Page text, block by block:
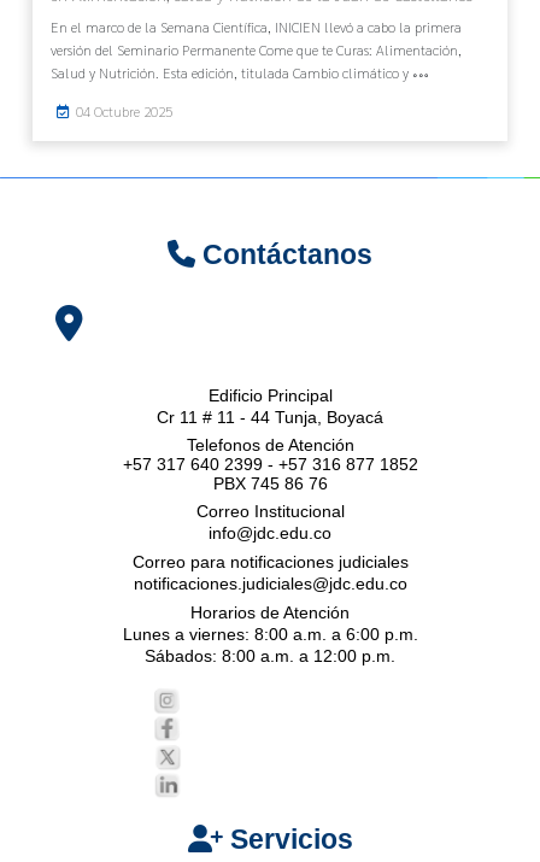
En el marco de la Semana Científica, INICIEN llevó a cabo la primera
versión del Seminario Permanente Come que te Curas: Alimentación,
Salud y Nutrición. Esta edición, titulada Cambio climático y
04 Octubre 2025
Contáctanos
Edificio Principal
Cr 11 # 11 - 44 Tunja, Boyacá
Telefonos de Atención
+57 317 640 2399 - +57 316 877 1852
PBX 745 86 76
Correo Institucional
info@jdc.edu.co
Correo para notificaciones judiciales
notificaciones.judiciales@jdc.edu.co
Horarios de Atención
Lunes a viernes: 8:00 a.m. a 6:00 p.m.
Sábados: 8:00 a.m. a 12:00 p.m.
Servicios